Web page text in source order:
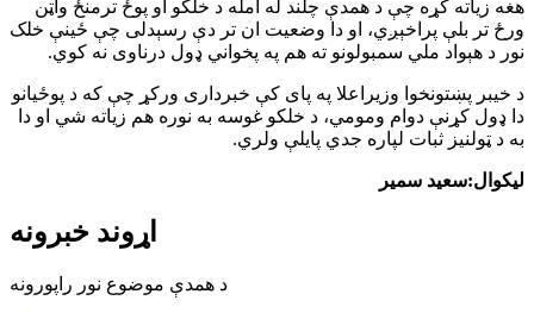
هغه زیاته کړه چې د همدې چلند له امله د خلکو او پوځ ترمنځ واټن
ورځ تر بلې پراخېږي، او دا وضعیت ان تر دې رسېدلی چې ځینې خلک
نور د هېواد ملي سمبولونو ته هم په پخواني ډول درناوی نه کوي.
د خيبر پښتونخوا وزيراعلا په پای کې خبرداری ورکړ چې که د پوځيانو
دا ډول کړنې دوام ومومي، د خلکو غوسه به نوره هم زیاته شي او دا
به د ټولنیز ثبات لپاره جدي پایلې ولري.
لیکوال:سعید سمیر
اړوند خبرونه
د همدې موضوع نور راپورونه